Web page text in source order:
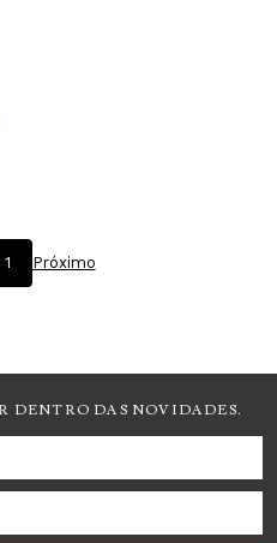
1 Próximo
DENTRO DAS NOVIDADES.